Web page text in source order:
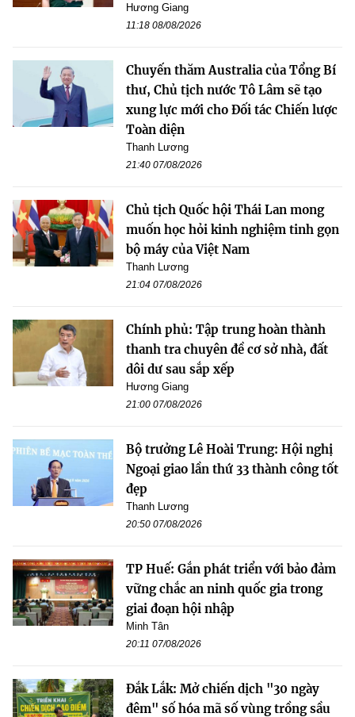
Hương Giang
11:18 08/08/2026
Chuyến thăm Australia của Tổng Bí
thư, Chủ tịch nước Tô Lâm sẽ tạo
xung lực mới cho Đối tác Chiến lược
Toàn diện
Thanh Lương
21:40 07/08/2026
Chủ tịch Quốc hội Thái Lan mong
muốn học hỏi kinh nghiệm tinh gọn
bộ máy của Việt Nam
Thanh Lương
21:04 07/08/2026
Chính phủ: Tập trung hoàn thành
thanh tra chuyên đề cơ sở nhà, đất
dôi dư sau sắp xếp
Hương Giang
21:00 07/08/2026
Bộ trưởng Lê Hoài Trung: Hội nghị
Ngoại giao lần thứ 33 thành công tốt
đẹp
Thanh Lương
20:50 07/08/2026
TP Huế: Gắn phát triển với bảo đảm
vững chắc an ninh quốc gia trong
giai đoạn hội nhập
Minh Tân
20:11 07/08/2026
Đắk Lắk: Mở chiến dịch "30 ngày
đêm" số hóa mã số vùng trồng sầu